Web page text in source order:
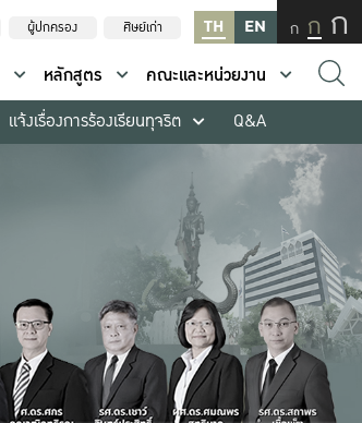
ผู้ปกครอง ศิษย์เก่า TH EN ก ก ก
หลักสูตร
คณะและหน่วยงาน
แจ้งเรื่องการร้องเรียนทุจริต Q&A